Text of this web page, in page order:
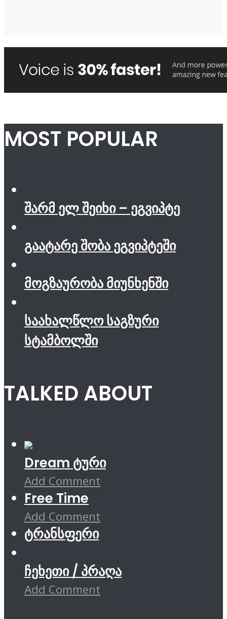
MOST POPULAR
შარმ ელ შეიხი – ეგვიპტე
გაატარე შობა ეგვიპტეში
მოგზაურობა მიუნხენში
საახალწლო საგზური
სტამბოლში
TALKED ABOUT
Dream ტური
Add Comment
Free Time
Add Comment
ტრანსფერი
ჩეხეთი / პრაღა
Add Comment